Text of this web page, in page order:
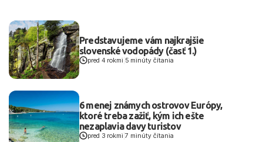
Predstavujeme vám najkrajšie
slovenské vodopády (časť 1.)
pred 4 rokmi 5 minúty čítania
6 menej známych ostrovov Európy,
ktoré treba zažiť, kým ich ešte
nezaplavia davy turistov
pred 3 rokmi |7 minúty čítania